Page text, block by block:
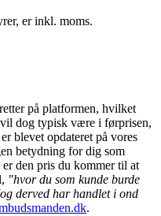
er inkl. moms.
på platformen, hvilket
dog typisk være i førprisen,
blevet opdateret på vores
betydning for dig som
den pris du kommer til at
"hvor du som kunde burde
derved har handlet i ond
.